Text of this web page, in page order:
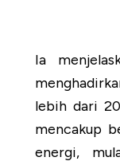
Ia
lebih dari
mencakup
energi,